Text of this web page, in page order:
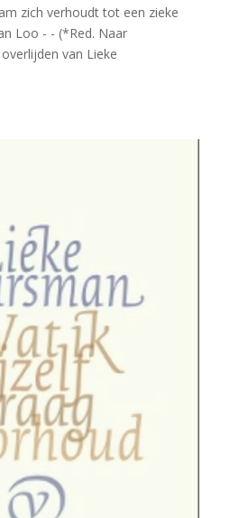
zich verhoudt tot een zieke
Loo - - (*Red. Naar
van Lieke